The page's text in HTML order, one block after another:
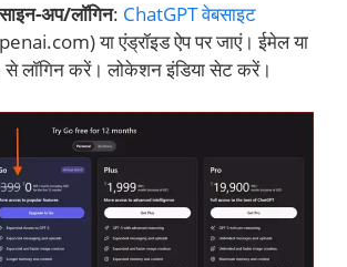
अप/लॉगिन: ChatGPT वेबसाइट
या एंड्रॉइड ऐप पर जाएं। ईमेल या
लॉगिन करें। लोकेशन इंडिया सेट करें।